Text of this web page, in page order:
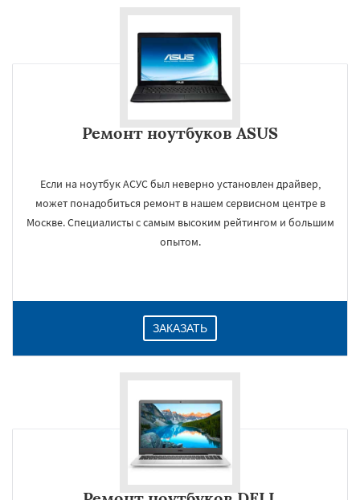
Ремонт ноутбуков ASUS
Если на ноутбук АСУС был неверно установлен драйвер,
может понадобиться ремонт в нашем сервисном центре в
Москве. Специалисты с самым высоким рейтингом и большим
опытом.
ЗАКАЗАТЬ